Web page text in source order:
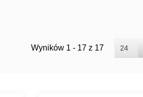
Wyników 1 - 17 z 17 24